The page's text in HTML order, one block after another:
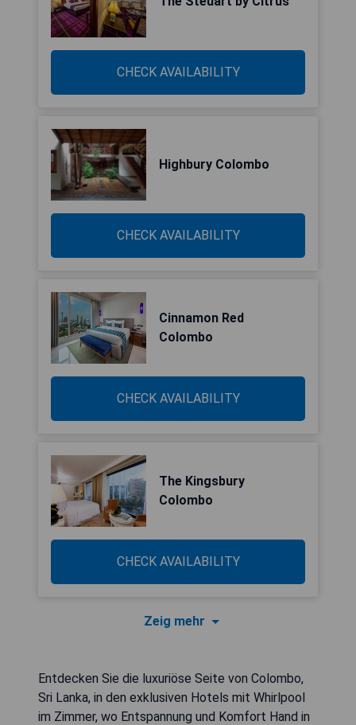
CHECK AVAILABILITY
Highbury Colombo
CHECK AVAILABILITY
Cinnamon Red
Colombo
CHECK AVAILABILITY
The Kingsbury
Colombo
CHECK AVAILABILITY
Zeig mehr
Entdecken Sie die luxuriöse Seite von Colombo,
Sri Lanka, in den exklusiven Hotels mit Whirlpool
im Zimmer, wo Entspannung und Komfort Hand in